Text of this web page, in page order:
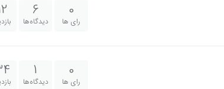
0
رای ها
6
دیدگاه‌ها
0
رای ها
1
دیدگاه‌ها